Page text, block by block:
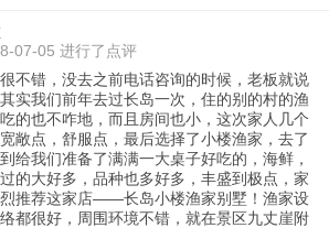
07-05 进行了点评
不错，没去之前电话咨询的时候，老板就说
实我们前年去过长岛一次，住的别的村的渔
的也不咋地，而且房间也小，这次家人几个
敞点，舒服点，最后选择了小楼渔家，去了
给我们准备了满满一大桌子好吃的，海鲜，
的大好多，品种也多好多，丰盛到极点，家
烈推荐这家店——长岛小楼渔家别墅！渔家设
都很好，周围环境不错，就在景区九丈崖附